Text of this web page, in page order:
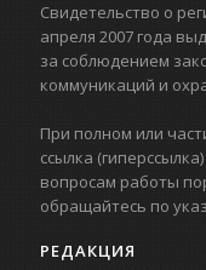
Свидетельство о
апреля 2007 года
за соблюдением
коммуникаций и
При полном или
ссылка
вопросам работы
обращайтесь по
РЕДАКЦИЯ